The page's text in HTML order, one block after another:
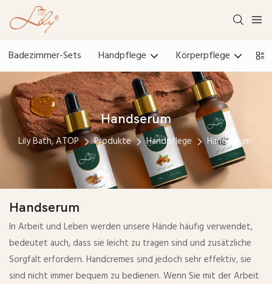
Badezimmer-Sets Handpflege Körperpflege
Handserum
Lily Bath, ATOP Produkte Handpflege Handserum
Handserum
In Arbeit und Leben werden unsere Hände häufig verwendet,
bedeutet auch, dass sie leicht zu tragen sind und zusätzliche
Sorgfalt erfordern. Handcremes sind jedoch sehr effektiv, sie
sind nicht immer bequem zu bedienen. Wenn Sie mit der Arbeit